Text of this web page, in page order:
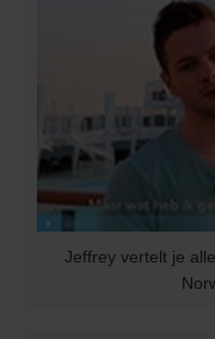
Jeffrey vertelt je